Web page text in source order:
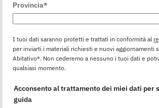
Provincia*
I tuoi dati saranno protetti e trattati in conformità al
per inviarti i materiali richiesti e nuovi aggiornamenti
Abitativo®. Non cederemo a nessuno i tuoi dati e
qualsiasi momento.
Acconsento al trattamento dei miei dati per
guida